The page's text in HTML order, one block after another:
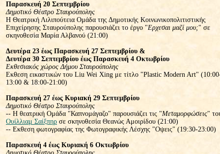
Παρασκευή 20 Σεπτεμβρίου
Δημοτικό Θέατρο Σταυρούπολης
Η Θεατρική Λιλιπούτεια Ομάδα της Δημοτικής Κοινωνικοπολιτιστικής
Επιχείρησης Σταυρούπολης παρουσιάζει το έργο "Ερχεσαι μαζί μου;" σε
σκηνοθεσία Μαρία Αλβανού (21:00)
Δευτέρα 23 έως Παρασκευή 27 Σεπτεμβρίου &
Δευτέρα 30 Σεπτεμβρίου έως Παρασκευή 4 Οκτωβρίου
Εκθεσιακός χώρος Δήμου Σταυρούπολης
Εκθεση εικαστικών του Liu Wei Xing με τίτλο "Plastic Modern Art"
13:00 & 18:00-21:00)
Παρασκευή 27 έως Κυριακή 29 Σεπτεμβρίου
Δημοτικό Θέατρο Σταυρούπολης
-- Η θεατρική Ομάδα "Καπνομάγαζο" παρουσιάζει τις "Μεταμορφώσεις"
Ουίλλιαμ Σαίξπηρ σε σκηνοθεσία Θεανώς Αμοιρίδου (21:00)
-- Εκθεση φωτογραφίας της Φωτογραφικής Λέσχης "Οψεις" (19:30-23:00)
Παρασκευή 4 έως Κυριακή 6 Οκτωβρίου